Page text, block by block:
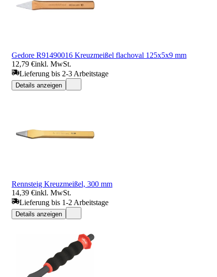
Gedore R91490016 Kreuzmeißel flachoval 125x5x9 mm
12,79 €inkl. MwSt.
Lieferung bis 2-3 Arbeitstage
Details anzeigen
Rennsteig Kreuzmeißel, 300 mm
14,39 €inkl. MwSt.
Lieferung bis 1-2 Arbeitstage
Details anzeigen